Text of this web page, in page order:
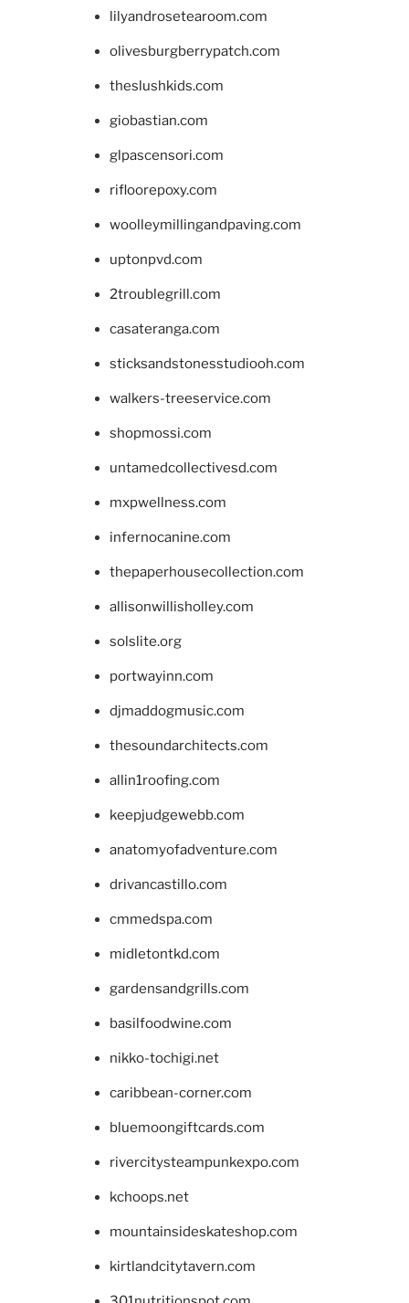
lilyandrosetearoom.com
olivesburgberrypatch.com
theslushkids.com
giobastian.com
glpascensori.com
rifloorepoxy.com
woolleymillingandpaving.com
uptonpvd.com
2troublegrill.com
casateranga.com
sticksandstonesstudiooh.com
walkers-treeservice.com
shopmossi.com
untamedcollectivesd.com
mxpwellness.com
infernocanine.com
thepaperhousecollection.com
allisonwillisholley.com
solslite.org
portwayinn.com
djmaddogmusic.com
thesoundarchitects.com
allin1roofing.com
keepjudgewebb.com
anatomyofadventure.com
drivancastillo.com
cmmedspa.com
midletontkd.com
gardensandgrills.com
basilfoodwine.com
nikko-tochigi.net
caribbean-corner.com
bluemoongiftcards.com
rivercitysteampunkexpo.com
kchoops.net
mountainsideskateshop.com
kirtlandcitytavern.com